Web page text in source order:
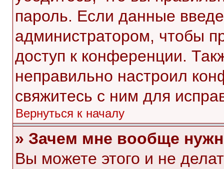
пароль. Если данные
администратором, чтобы
доступ к конференции.
неправильно настроил
свяжитесь с ним для
Вернуться к началу
» Зачем мне вообще
Вы можете этого и не